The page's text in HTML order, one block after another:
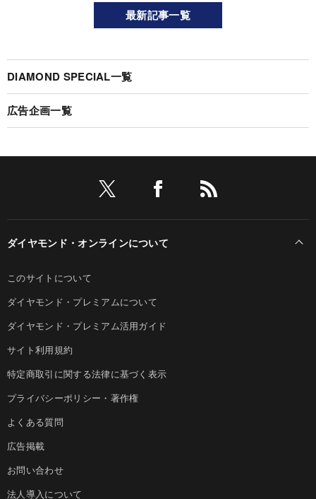
最新記事一覧
DIAMOND SPECIAL一覧
広告企画一覧
ダイヤモンド・オンラインについて
このサイトについて
ダイヤモンド・プレミアムについて
ダイヤモンド・プレミアム活用ガイド
サイト利用規約
特定商取引に関する法律に基づく表示
プライバシーポリシー・著作権
よくある質問
広告掲載
お問い合わせ
法人導入について